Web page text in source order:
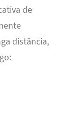
de
distância,